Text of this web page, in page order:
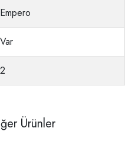
Empero
Var
2
Ürünler